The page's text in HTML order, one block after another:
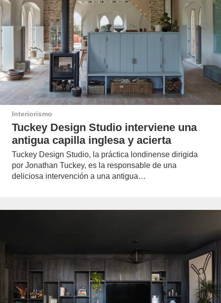
Interiorismo
Tuckey Design Studio interviene una
antigua capilla inglesa y acierta
Tuckey Design Studio, la práctica londinense dirigida
por Jonathan Tuckey, es la responsable de una
deliciosa intervención a una antigua…